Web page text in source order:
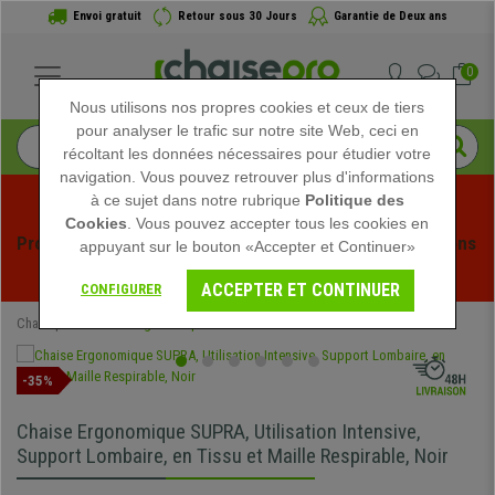
Envoi gratuit Retour sous 30 Jours Garantie de Deux ans
0
Profitez des soldes d'été chez Chaisepro ! Des réductions
exclusives pour une durée limitée - Voir l'offre
Chaisepro
-35%
Chaise Ergonomique SUPRA, Utilisation Intensive,
Support Lombaire, en Tissu et Maille Respirable, Noir
Nous utilisons nos propres cookies et ceux de tiers
pour analyser le trafic sur notre site Web, ceci en
récoltant les données nécessaires pour étudier votre
navigation. Vous pouvez retrouver plus d'informations
à ce sujet dans notre rubrique Politique des
Cookies . Vous pouvez accepter tous les cookies en
appuyant sur le bouton «Accepter et Continuer»
CONFIGURER ACCEPTER ET CONTINUER